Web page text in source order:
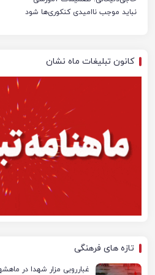
نباید موجب ناامیدی کنکوری‌ها شود
کانون تبلیغات ماه نشان
تازه های فرهنگی